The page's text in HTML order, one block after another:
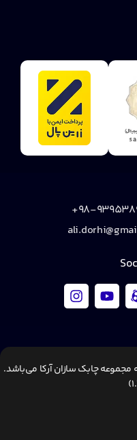
چابک سازان آرکا می‌باشد.